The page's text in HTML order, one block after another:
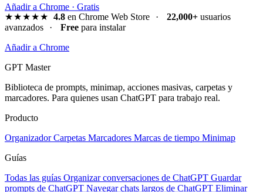
Añadir a Chrome · Gratis
★★★★★ 4.8en Chrome Web Store · 22,000+usuarios
avanzados
· Free para instalar
Añadir a Chrome
GPT Master
Biblioteca de prompts, minimap, acciones masivas, carpetas y
marcadores. Para quienes usan ChatGPT para trabajo real.
Producto
OrganizadorCarpetas Marcadores Marcas de tiempo Minimap
Guías
Todas las guías Organizar conversaciones de ChatGPT Guardar
prompts de ChatGPT Navegar chats largos de ChatGPT Eliminar